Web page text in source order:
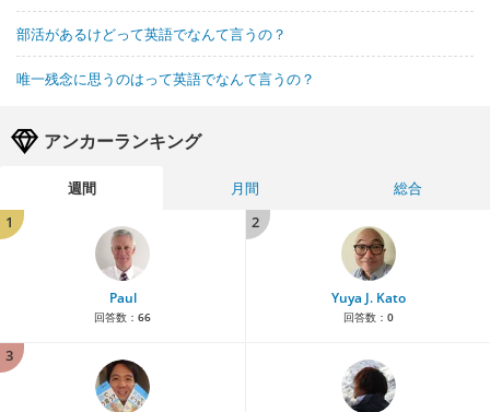
部活があるけどって英語でなんて言うの？
唯一残念に思うのはって英語でなんて言うの？
アンカーランキング
週間 月間
総合
1
Paul
回答数： 66
2
Yuya J. Kato
回答数： 0
3